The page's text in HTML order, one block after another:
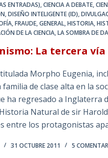
ENTRADAS),CIENCIA A DEBATE,
,DISEÑO INTELIGENTE (ID),
,FRAUDE,GENERAL,HISTORIA,
DE LA CIENCIA,LA SOMBRA DE
La tercera vía
Morpho Eugenia,
familia de clase alta en la
ha regresado a Inglaterra
Natural de sir
entre los protagonistas
31 OCTUBRE 2011 5